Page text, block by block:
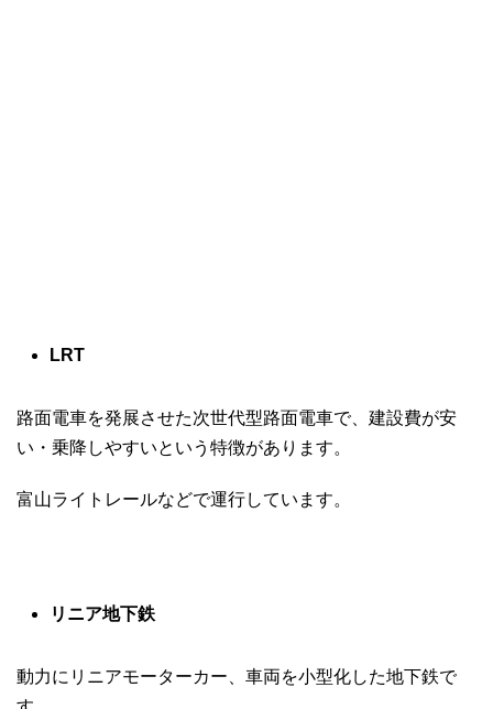
LRT
路面電車を発展させた次世代型路面電車で、建設費が安
い・乗降しやすいという特徴があります。
富山ライトレールなどで運行しています。
リニア地下鉄
動力にリニアモーターカー、車両を小型化した地下鉄で